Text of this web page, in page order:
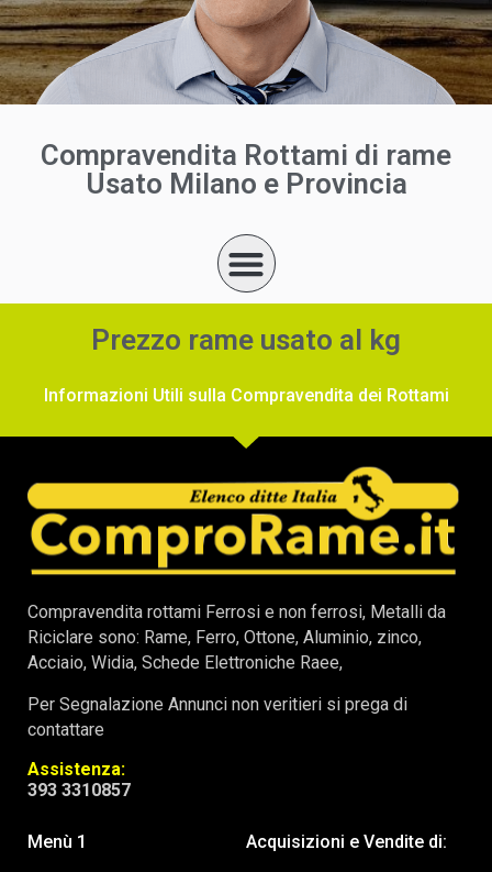
Compravendita Rottami di rame
Usato Milano e Provincia
Prezzo rame usato al kg
Informazioni Utili sulla Compravendita dei Rottami
Compravendita rottami Ferrosi e non ferrosi, Metalli da
Riciclare sono: Rame, Ferro, Ottone, Aluminio, zinco,
Acciaio, Widia, Schede Elettroniche Raee,
Per Segnalazione Annunci non veritieri si prega di
contattare
Assistenza:
393 3310857
Menù 1
Acquisizioni e Vendite di: